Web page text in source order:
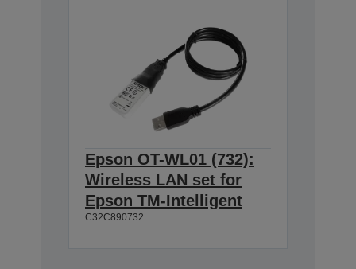
Epson OT-WL01 (732):
Wireless LAN set for
Epson TM-Intelligent
C32C890732